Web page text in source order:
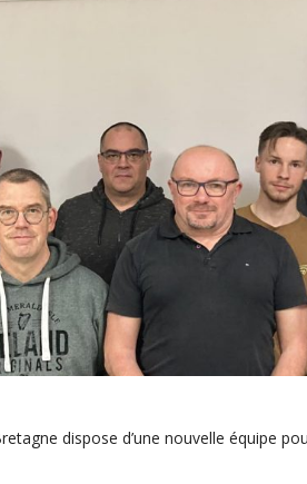
dispose d’une nouvelle équipe